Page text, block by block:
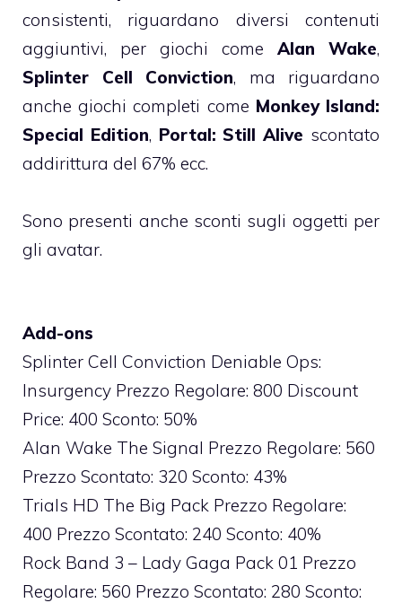
consistenti, riguardano diversi contenuti
aggiuntivi, per giochi come Alan Wake,
Splinter Cell Conviction, ma riguardano
anche giochi completi come Monkey Island:
Special Edition, Portal: Still Alive scontato
addirittura del 67% ecc.
Sono presenti anche sconti sugli oggetti per
gli avatar.
Add-ons
Splinter Cell Conviction Deniable Ops:
Insurgency Prezzo Regolare: 800 Discount
Price: 400 Sconto: 50%
Alan Wake The Signal Prezzo Regolare: 560
Prezzo Scontato: 320 Sconto: 43%
Trials HD The Big Pack Prezzo Regolare:
400 Prezzo Scontato: 240 Sconto: 40%
Rock Band 3 – Lady Gaga Pack 01 Prezzo
Regolare: 560 Prezzo Scontato: 280 Sconto: